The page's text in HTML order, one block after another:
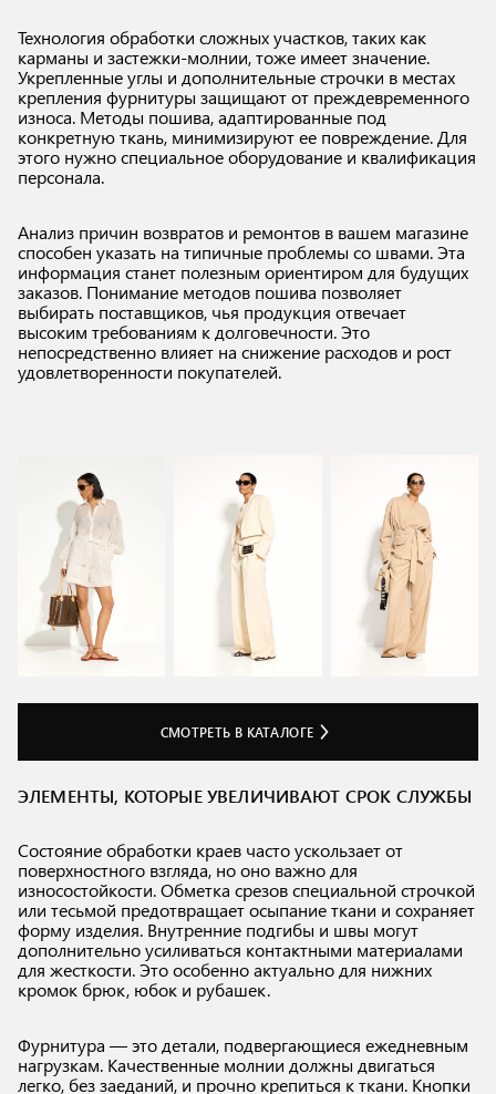
Технология обработки сложных участков, таких как
карманы и застежки-молнии, тоже имеет значение.
Укрепленные углы и дополнительные строчки в местах
крепления фурнитуры защищают от преждевременного
износа. Методы пошива, адаптированные под
конкретную ткань, минимизируют ее повреждение. Для
этого нужно специальное оборудование и квалификация
персонала.
Анализ причин возвратов и ремонтов в вашем магазине
способен указать на типичные проблемы со швами. Эта
информация станет полезным ориентиром для будущих
заказов. Понимание методов пошива позволяет
выбирать поставщиков, чья продукция отвечает
высоким требованиям к долговечности. Это
непосредственно влияет на снижение расходов и рост
удовлетворенности покупателей.
СМОТРЕТЬ В КАТАЛОГЕ
ЭЛЕМЕНТЫ, КОТОРЫЕ УВЕЛИЧИВАЮТ СРОК СЛУЖБЫ
Состояние обработки краев часто ускользает от
поверхностного взгляда, но оно важно для
износостойкости. Обметка срезов специальной строчкой
или тесьмой предотвращает осыпание ткани и сохраняет
форму изделия. Внутренние подгибы и швы могут
дополнительно усиливаться контактными материалами
для жесткости. Это особенно актуально для нижних
кромок брюк, юбок и рубашек.
Фурнитура — это детали, подвергающиеся ежедневным
нагрузкам. Качественные молнии должны двигаться
легко, без заеданий, и прочно крепиться к ткани. Кнопки